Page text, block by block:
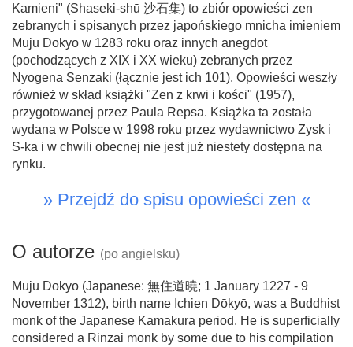
Kamieni" (Shaseki-shū 沙石集) to zbiór opowieści zen
zebranych i spisanych przez japońskiego mnicha imieniem
Mujū Dōkyō w 1283 roku oraz innych anegdot
(pochodzących z XIX i XX wieku) zebranych przez
Nyogena Senzaki (łącznie jest ich 101). Opowieści weszły
również w skład książki "Zen z krwi i kości" (1957),
przygotowanej przez Paula Repsa. Książka ta została
wydana w Polsce w 1998 roku przez wydawnictwo Zysk i
S-ka i w chwili obecnej nie jest już niestety dostępna na
rynku.
» Przejdź do spisu opowieści zen «
O autorze (po angielsku)
Mujū Dōkyō (Japanese: 無住道曉; 1 January 1227 - 9
November 1312), birth name Ichien Dōkyō, was a Buddhist
monk of the Japanese Kamakura period. He is superficially
considered a Rinzai monk by some due to his compilation